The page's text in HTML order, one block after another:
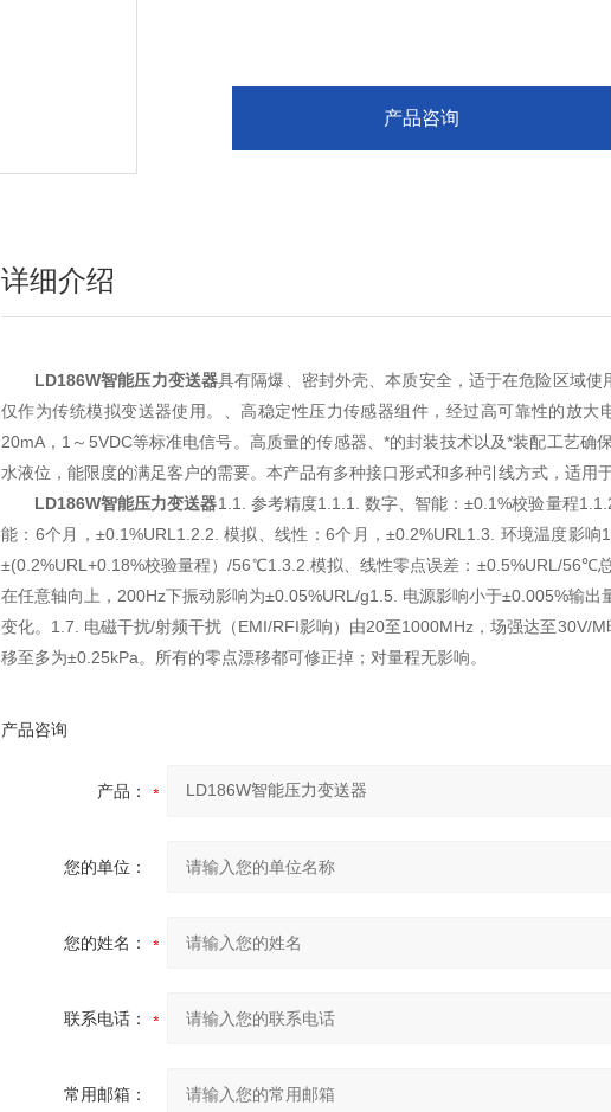
产品咨询
详细介绍
LD186W智能压力变送器具有隔爆、密封外壳、本质安全，适于在危险区域
仅作为传统模拟变送器使用。、高稳定性压力传感器组件，经过高可靠性的放
20mA，1～5VDC等标准电信号。高质量的传感器、*的封装技术以及*装配工艺
水液位，能限度的满足客户的需要。本产品有多种接口形式和多种引线方式，适用
LD186W智能压力变送器1.1. 参考精度1.1.1. 数字、智能：±0.1%校验量程
能：6个月，±0.1%URL1.2.2. 模拟、线性：6个月，±0.2%URL1.3. 环境温度影
±(0.2%URL+0.18%校验量程）/56℃1.3.2.模拟、线性零点误差：±0.5%URL/56℃
在任意轴向上，200Hz下振动影响为±0.05%URL/g1.5. 电源影响小于±0.005%输
变化。1.7. 电磁干扰/射频干扰（EMI/RFI影响）由20至1000MHz，场强达至
移至多为±0.25kPa。所有的零点漂移都可修正掉；对量程无影响。
产品咨询
产品：
您的单位：
您的姓名：
联系电话：
常用邮箱：